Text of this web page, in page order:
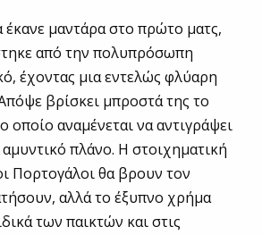
έκανε μαντάρα στο πρώτο ματς,
από την πολυπρόσωπη
έχοντας μια εντελώς φλύαρη
βρίσκει μπροστά της το
οποίο αναμένεται να αντιγράψει
πλάνο. Η στοιχηματική
Πορτογάλοι θα βρουν τον
αλλά το έξυπνο χρήμα
των παικτών και στις